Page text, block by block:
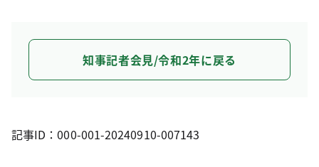
知事記者会見/令和2年に戻る
記事ID：000-001-20240910-007143